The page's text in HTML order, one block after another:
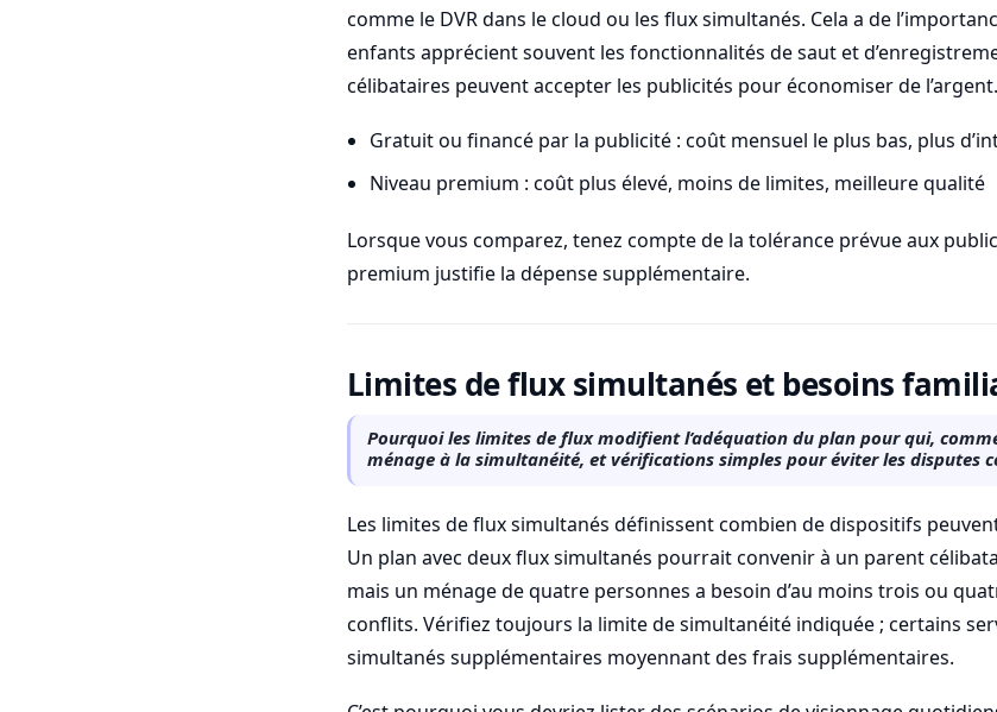
comme le DVR dans le cloud ou les flux simultanés. Cela a de
enfants apprécient souvent les fonctionnalités de saut et
célibataires peuvent accepter les publicités pour économiser de l’argent.
Gratuit ou financé par la publicité : coût mensuel le plus bas, plus
Niveau premium : coût plus élevé, moins de limites, meilleure qualité
Lorsque vous comparez, tenez compte de la tolérance prévue aux
premium justifie la dépense supplémentaire.
Limites de flux simultanés et besoins
Pourquoi les limites de flux modifient l’adéquation du plan pour qui,
ménage à la simultanéité, et vérifications simples pour éviter les disputes
Les limites de flux simultanés définissent combien de dispositifs
Un plan avec deux flux simultanés pourrait convenir à un parent
mais un ménage de quatre personnes a besoin d’au moins trois ou
conflits. Vérifiez toujours la limite de simultanéité indiquée ; certains
simultanés supplémentaires moyennant des frais supplémentaires.